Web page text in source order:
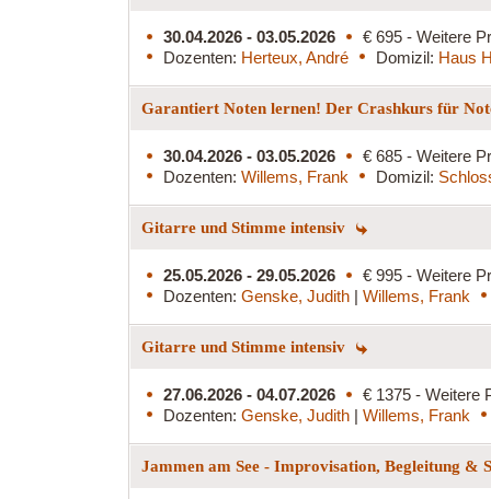
30.04.2026 - 03.05.2026
€ 695 - Weitere
Dozenten: Herteux, André Domizil: Haus
Garantiert Noten lernen! Der Crashkurs für
30.04.2026 - 03.05.2026
€ 685 - Weitere
Dozenten: Willems, Frank Domizil:
Gitarre und Stimme intensiv
25.05.2026 - 29.05.2026
€ 995 - Weitere
Dozenten: Genske, Judith | Willems, Frank
Gitarre und Stimme intensiv
27.06.2026 - 04.07.2026
€ 1375 - Weitere
Dozenten: Genske, Judith | Willems, Frank
Jammen am See - Improvisation, Begleitung